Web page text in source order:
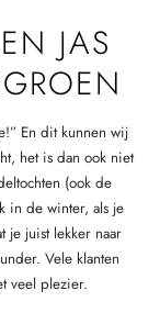
JAS
En dit kunnen wij
het is dan ook niet
(ook de
in de winter, als je
je juist lekker naar
Vele klanten
veel plezier.